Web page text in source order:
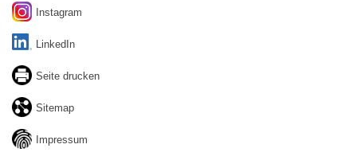
Instagram
LinkedIn
Seite drucken
Sitemap
Impressum